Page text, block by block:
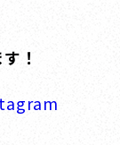
！